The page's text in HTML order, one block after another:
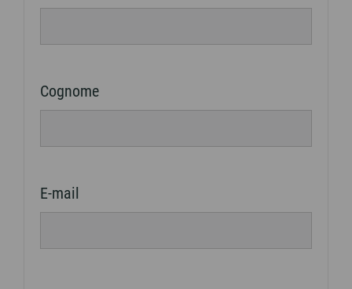
Cognome
E-mail